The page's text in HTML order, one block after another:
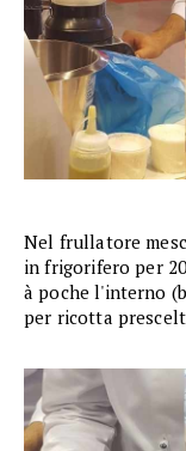
Nel frullatore
in frigorifero per
à poche l'interno
per ricotta